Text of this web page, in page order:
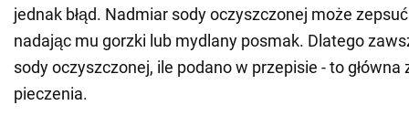
jednak błąd. Nadmiar sody oczyszczonej może
nadając mu gorzki lub mydlany posmak. Dlatego
sody oczyszczonej, ile podano w przepisie - to główna
pieczenia.